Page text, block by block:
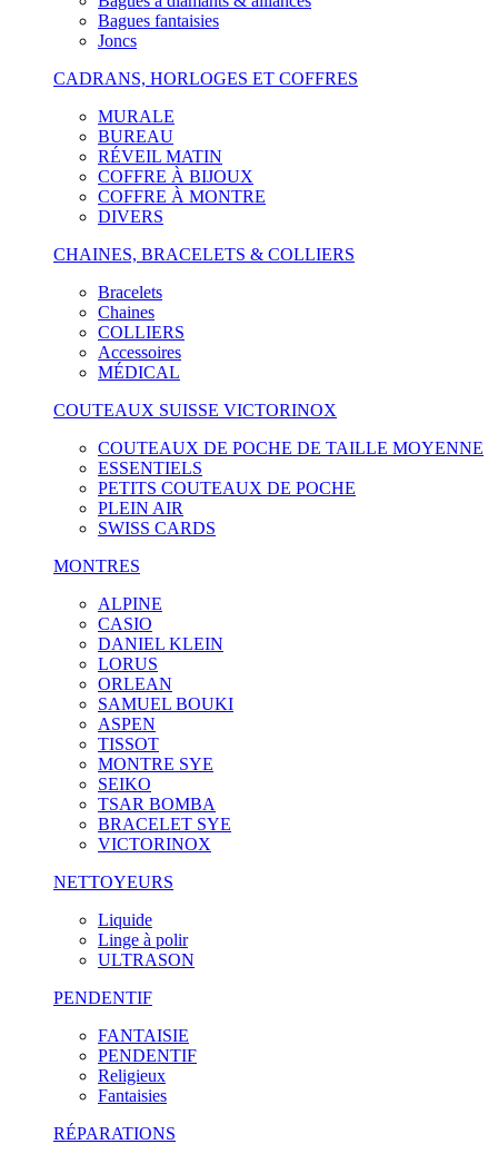
Bagues fantaisies
Joncs
CADRANS, HORLOGES ET COFFRES
MURALE
BUREAU
RÉVEIL MATIN
COFFRE À BIJOUX
COFFRE À MONTRE
DIVERS
CHAINES, BRACELETS & COLLIERS
Bracelets
Chaines
COLLIERS
Accessoires
MÉDICAL
COUTEAUX SUISSE VICTORINOX
COUTEAUX DE POCHE DE TAILLE MOYENNE
ESSENTIELS
PETITS COUTEAUX DE POCHE
PLEIN AIR
SWISS CARDS
MONTRES
ALPINE
CASIO
DANIEL KLEIN
LORUS
ORLEAN
SAMUEL BOUKI
ASPEN
TISSOT
MONTRE SYE
SEIKO
TSAR BOMBA
BRACELET SYE
VICTORINOX
NETTOYEURS
Liquide
Linge à polir
ULTRASON
PENDENTIF
FANTAISIE
PENDENTIF
Religieux
Fantaisies
RÉPARATIONS